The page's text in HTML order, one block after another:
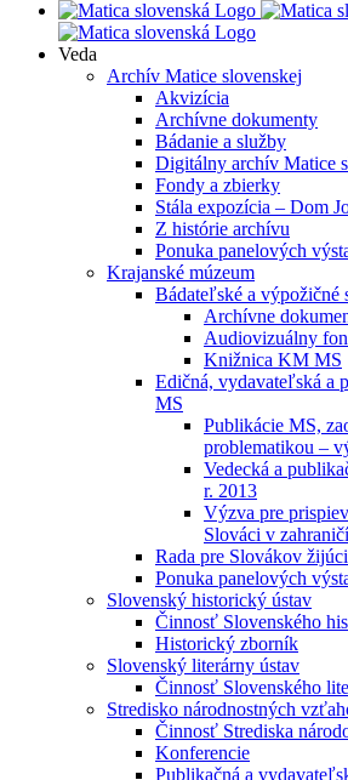
Veda
Archív Matice slovenskej
Akvizícia
Archívne dokumenty
Bádanie a služby
Digitálny archív Matice
Fondy a zbierky
Stála expozícia – Dom
Z histórie archívu
Ponuka panelových
Krajanské múzeum
Bádateľské a výpožičné
Archívne
Audiovizuálny
Knižnica KM MS
Edičná, vydavateľská a
MS
Publikácie MS,
problematikou –
Vedecká a
r. 2013
Výzva pre
Slováci v zahraničí
Rada pre Slovákov
Ponuka panelových
Slovenský historický ústav
Činnosť Slovenského
Historický zborník
Slovenský literárny ústav
Činnosť Slovenského
Stredisko národnostných
Činnosť Strediska
Konferencie
Publikačná a